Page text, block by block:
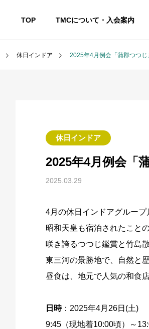
TOP TMCについて・入会案内
休日インドア 2025年4月例会「蒲郡つつじ
休日インドア
2025年4月例会「
2025.03.29
4月の休日インドアグループ
昭和天皇も宿泊されたこと
咲き誇るつつじ鑑賞と竹島
東三河の景勝地で、自然と
昼食は、地元で人気の和食
日時：2025年4月26日(土)
9:45（現地着10:00頃）～